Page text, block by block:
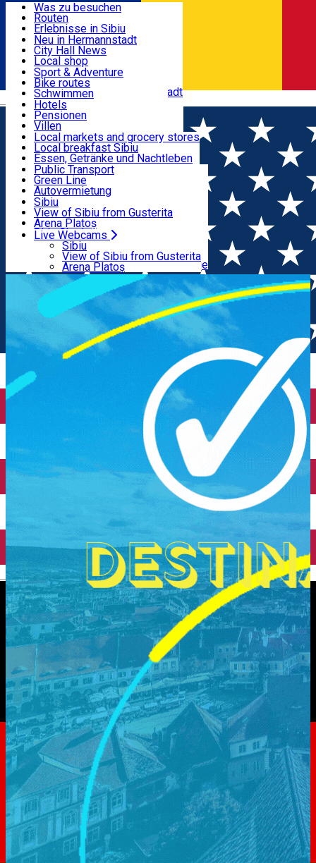
Română
English
Nützliche informationen
Aktivitäten & Abenteuer
Unterkunft
Essen, Getränke & Nachtleben
Transport & Parken
Live Webcams
Was zu besuchen
Routen
Erlebnisse in Sibiu
Podcast
Kultur
Museen
Kirchen
Parks, Zoo
Im Umkreis von Hermannstadt
Neu in Hermannstadt
City Hall News
Local shop
Sibiu Handwerker
Sibiul Verde
Public services
Bildung
Wie komme ich nach Sibiu?
Touristeninfo
Reiseführer
Guided tours
Local publication
Schönheitssalon
Sport & Adventure
Bike routes
Schwimmen
Reiten
Fitnessstudio
Loc de joacă indoor
Loc de joacă outdoor
Ski
Eislaufen
Yoga
Hotels
Pensionen
Villen
Hostels
Motels
Camping
Zimmer zu vermieten
Wohnungen
Unterkunft außerhalb von Sibiu
Local markets and grocery stores
Local breakfast Sibiu
Essen, Getränke und Nachtleben
Pizza
Fast Food
Kaffeestube
Konditorei
Pub, Bar
Nachtclubs
Bäckerei
Public Transport
Green Line
Autovermietung
Fahrad verleih
Scooter rentals
Taxi
Ride Sharing
Park-Tickets
Parkplätze
Ladestationen für Elektrofahrzeuge
Sibiu
View of Sibiu from Gusterita
Arena Platoș
Live Webcams
Sibiu
View of Sibiu from Gusterita
Arena Platoș
Home Artikel
Susținem Sibiul în competiția „Destinaţia
Anului 2022”